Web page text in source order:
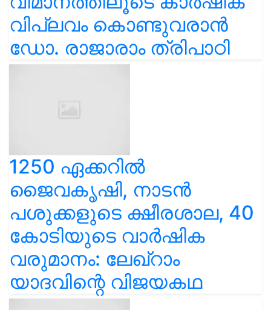
വിപ്ലവം കൊണ്ടുവരാൻ
ഡോ. രാജാരാം ത്രിപാഠി
1250 ഏക്കറിൽ
ജൈവകൃഷി, നാടൻ
പശുക്കളുടെ ക്ഷീരശാല, 40
കോടിയുടെ വാർഷിക
വരുമാനം: ലേഖ്‌റാം
യാദവിന്റെ വിജയകഥ